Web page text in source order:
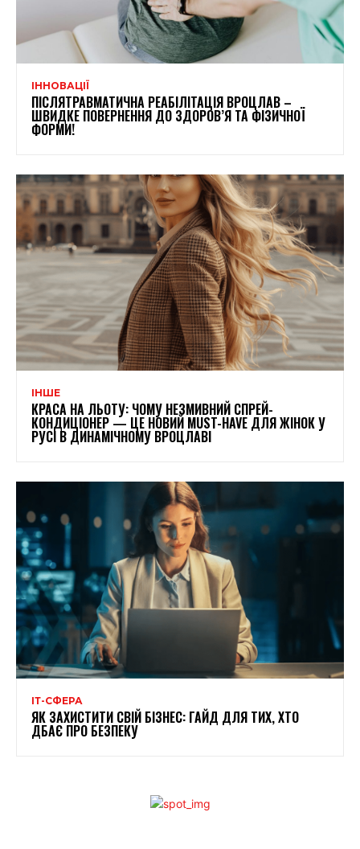
ІННОВАЦІЇ
ПІСЛЯТРАВМАТИЧНА РЕАБІЛІТАЦІЯ ВРОЦЛАВ –
ШВИДКЕ ПОВЕРНЕННЯ ДО ЗДОРОВ’Я ТА ФІЗИЧНОЇ
ФОРМИ!
ІНШЕ
КРАСА НА ЛЬОТУ: ЧОМУ НЕЗМИВНИЙ СПРЕЙ-
КОНДИЦІОНЕР — ЦЕ НОВИЙ MUST-HAVE ДЛЯ ЖІНОК У
РУСІ В ДИНАМІЧНОМУ ВРОЦЛАВІ
ІТ-СФЕРА
ЯК ЗАХИСТИТИ СВІЙ БІЗНЕС: ГАЙД ДЛЯ ТИХ, ХТО
ДБАЄ ПРО БЕЗПЕКУ